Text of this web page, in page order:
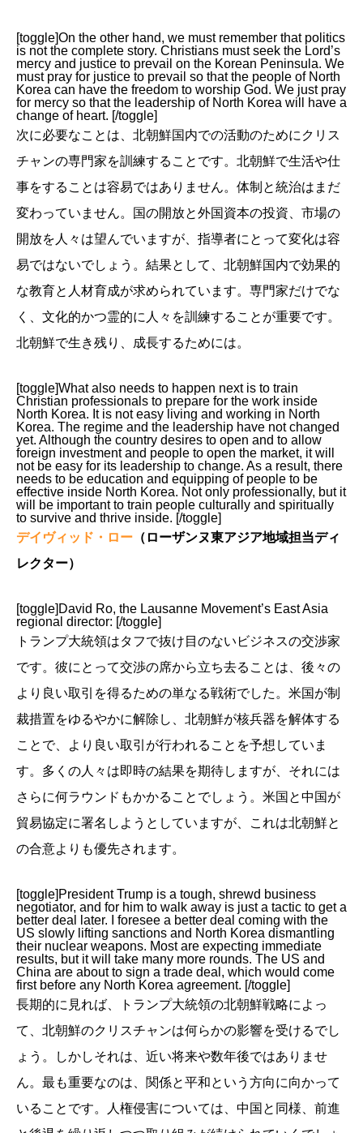
[toggle]On the other hand, we must remember that politics
is not the complete story. Christians must seek the Lord’s
mercy and justice to prevail on the Korean Peninsula. We
must pray for justice to prevail so that the people of North
Korea can have the freedom to worship God. We just pray
for mercy so that the leadership of North Korea will have a
change of heart. [/toggle]
次に必要なことは、北朝鮮国内での活動のためにクリス
チャンの専門家を訓練することです。北朝鮮で生活や仕
事をすることは容易ではありません。体制と統治はまだ
変わっていません。国の開放と外国資本の投資、市場の
開放を人々は望んでいますが、指導者にとって変化は容
易ではないでしょう。結果として、北朝鮮国内で効果的
な教育と人材育成が求められています。専門家だけでな
く、文化的かつ霊的に人々を訓練することが重要です。
北朝鮮で生き残り、成長するためには。
[toggle]What also needs to happen next is to train
Christian professionals to prepare for the work inside
North Korea. It is not easy living and working in North
Korea. The regime and the leadership have not changed
yet. Although the country desires to open and to allow
foreign investment and people to open the market, it will
not be easy for its leadership to change. As a result, there
needs to be education and equipping of people to be
effective inside North Korea. Not only professionally, but it
will be important to train people culturally and spiritually
to survive and thrive inside. [/toggle]
デイヴィッド・ロー （ローザンヌ東アジア地域担当ディ
レクター）
[toggle]David Ro, the Lausanne Movement’s East Asia
regional director: [/toggle]
トランプ大統領はタフで抜け目のないビジネスの交渉家
です。彼にとって交渉の席から立ち去ることは、後々の
より良い取引を得るための単なる戦術でした。米国が制
裁措置をゆるやかに解除し、北朝鮮が核兵器を解体する
ことで、より良い取引が行われることを予想していま
す。多くの人々は即時の結果を期待しますが、それには
さらに何ラウンドもかかることでしょう。米国と中国が
貿易協定に署名しようとしていますが、これは北朝鮮と
の合意よりも優先されます。
[toggle]President Trump is a tough, shrewd business
negotiator, and for him to walk away is just a tactic to get a
better deal later. I foresee a better deal coming with the
US slowly lifting sanctions and North Korea dismantling
their nuclear weapons. Most are expecting immediate
results, but it will take many more rounds. The US and
China are about to sign a trade deal, which would come
first before any North Korea agreement. [/toggle]
長期的に見れば、トランプ大統領の北朝鮮戦略によっ
て、北朝鮮のクリスチャンは何らかの影響を受けるでし
ょう。しかしそれは、近い将来や数年後ではありませ
ん。最も重要なのは、関係と平和という方向に向かって
いることです。人権侵害については、中国と同様、前進